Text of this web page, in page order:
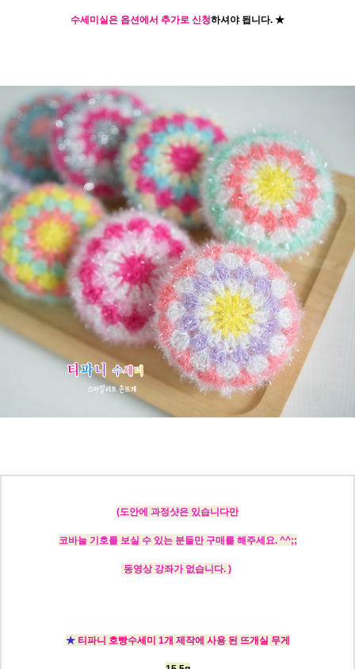
수세미실은 옵션에서 추가로 신청하셔야 됩니다. ★
(도안에 과정샷은 있습니다만
코바늘 기호를 보실 수 있는 분들만 구매를 해주세요. ^^;;
동영상 강좌가 없습니다. )
★티파니 호빵수세미 1개 제작에 사용 된 뜨개실 무게